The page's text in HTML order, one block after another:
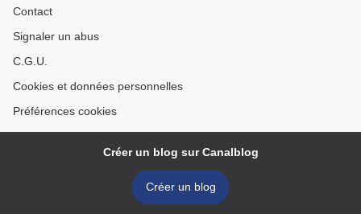
Contact
Signaler un abus
C.G.U.
Cookies et données personnelles
Préférences cookies
Créer un blog sur Canalblog
Créer un blog